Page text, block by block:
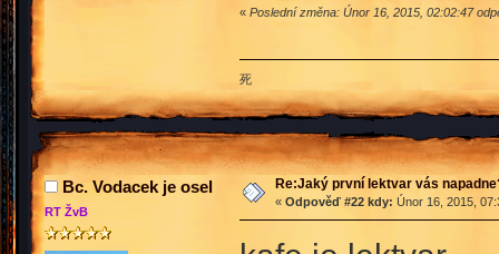
« Poslední změna: Únor 16, 2015, 02:02:47
死
Bc. Vodacek je osel
RT ŽvB
Re:Jaký první lektvar vás
« Odpověď #22 kdy: Únor 16, 2015,